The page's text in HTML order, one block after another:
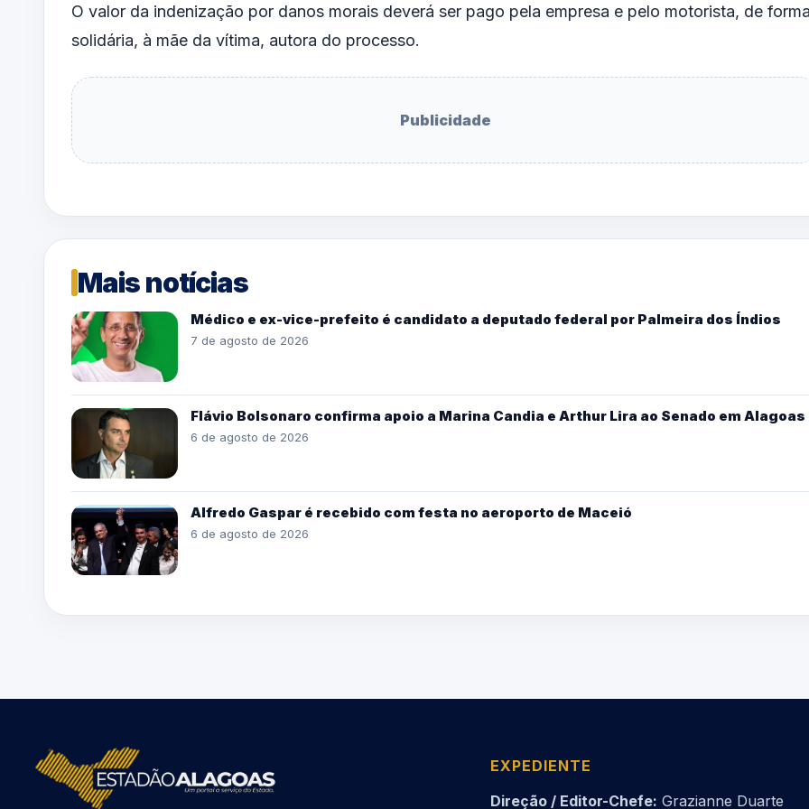
O valor da indenização por danos morais deverá ser pago pela empresa e pelo motorista, de
solidária, à mãe da vítima, autora do processo.
Publicidade
Mais notícias
Médico e ex-vice-prefeito é candidato a deputado federal por Palmeira dos Índios
7 de agosto de 2026
Flávio Bolsonaro confirma apoio a Marina Candia e Arthur Lira ao Senado em Alagoas
6 de agosto de 2026
Alfredo Gaspar é recebido com festa no aeroporto de Maceió
6 de agosto de 2026
EXPEDIENTE
Direção / Editor-Chefe: Grazianne Duarte